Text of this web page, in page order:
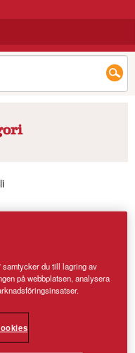
du till lagring av
på webbplatsen, analysera